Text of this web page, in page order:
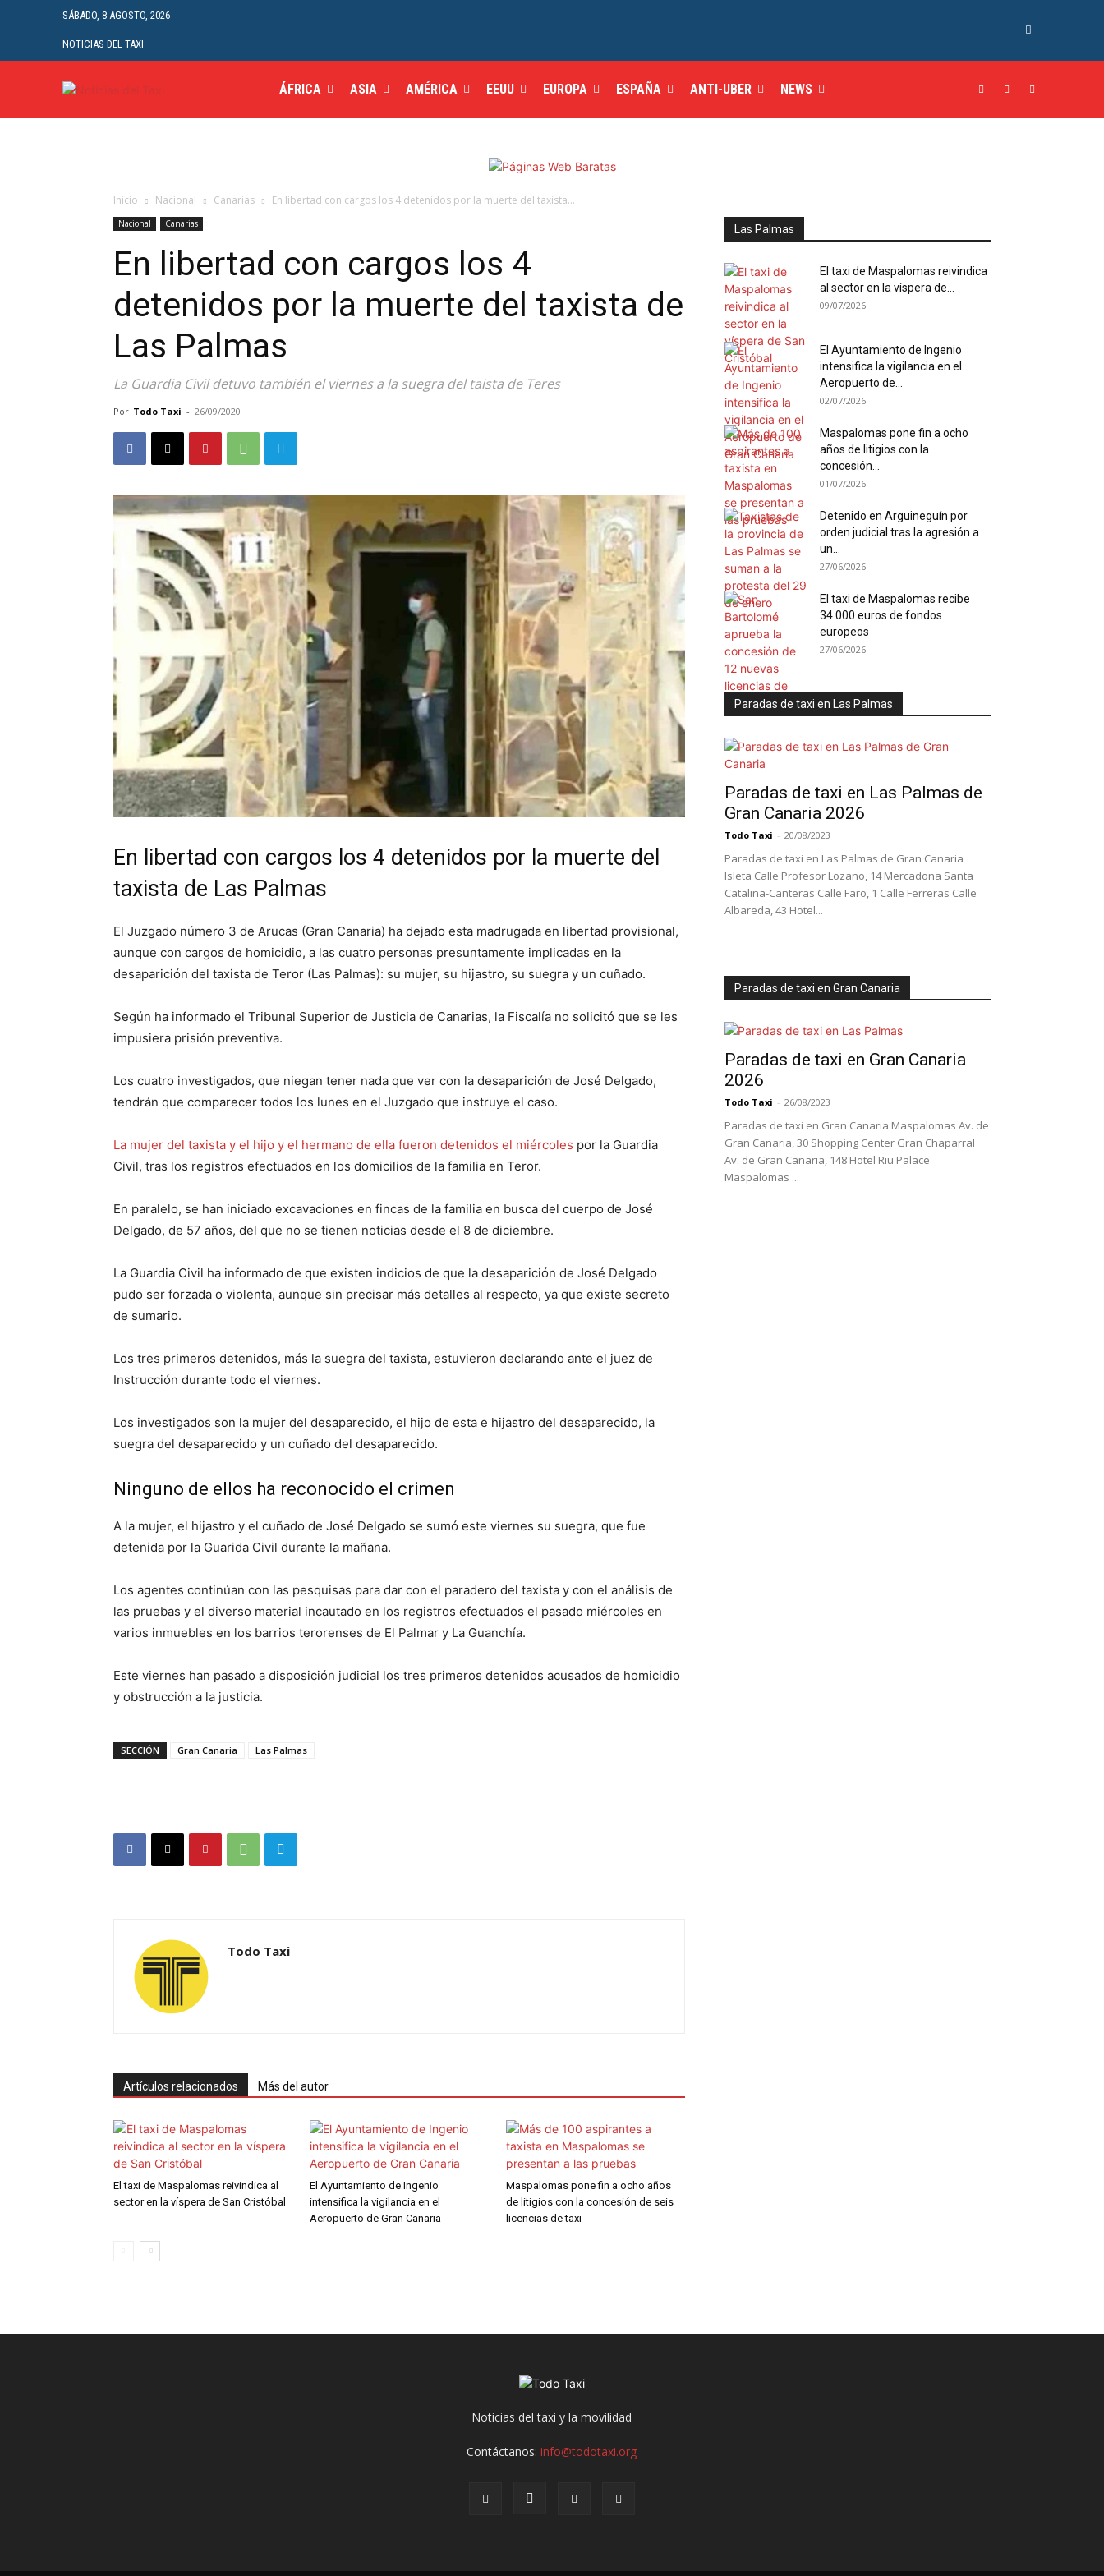
SÁBADO, 8 AGOSTO, 2026
NOTICIAS DEL TAXI
ÁFRICA ASIA AMÉRICA EEUU EUROPA ESPAÑA ANTI-UBER NEWS
Inicio Nacional Canarias En libertad con cargos los 4 detenidos por la muerte del taxista...
Nacional Canarias
En libertad con cargos los 4
detenidos por la muerte del taxista de
Las Palmas
La Guardia Civil detuvo también el viernes a la suegra del taista de Teres
Por Todo Taxi - 26/09/2020
En libertad con cargos los 4 detenidos por la muerte del
taxista de Las Palmas
El Juzgado número 3 de Arucas (Gran Canaria) ha dejado esta madrugada en libertad provisional,
aunque con cargos de homicidio, a las cuatro personas presuntamente implicadas en la
desaparición del taxista de Teror (Las Palmas): su mujer, su hijastro, su suegra y un cuñado.
Según ha informado el Tribunal Superior de Justicia de Canarias, la Fiscalía no solicitó que se les
impusiera prisión preventiva.
Los cuatro investigados, que niegan tener nada que ver con la desaparición de José Delgado,
tendrán que comparecer todos los lunes en el Juzgado que instruye el caso.
La mujer del taxista y el hijo y el hermano de ella fueron detenidos el miércoles por la Guardia
Civil, tras los registros efectuados en los domicilios de la familia en Teror.
En paralelo, se han iniciado excavaciones en fincas de la familia en busca del cuerpo de José
Delgado, de 57 años, del que no se tienen noticias desde el 8 de diciembre.
La Guardia Civil ha informado de que existen indicios de que la desaparición de José Delgado
pudo ser forzada o violenta, aunque sin precisar más detalles al respecto, ya que existe secreto
de sumario.
Los tres primeros detenidos, más la suegra del taxista, estuvieron declarando ante el juez de
Instrucción durante todo el viernes.
Los investigados son la mujer del desaparecido, el hijo de esta e hijastro del desaparecido, la
suegra del desaparecido y un cuñado del desaparecido.
Ninguno de ellos ha reconocido el crimen
A la mujer, el hijastro y el cuñado de José Delgado se sumó este viernes su suegra, que fue
detenida por la Guarida Civil durante la mañana.
Los agentes continúan con las pesquisas para dar con el paradero del taxista y con el análisis de
las pruebas y el diverso material incautado en los registros efectuados el pasado miércoles en
varios inmuebles en los barrios terorenses de El Palmar y La Guanchía.
Este viernes han pasado a disposición judicial los tres primeros detenidos acusados de homicidio
y obstrucción a la justicia.
SECCIÓN Gran Canaria Las Palmas
Todo Taxi
Artículos relacionados Más del autor
El taxi de Maspalomas reivindica al
sector en la víspera de San Cristóbal
El Ayuntamiento de Ingenio
intensifica la vigilancia en el
Aeropuerto de Gran Canaria
Maspalomas pone fin a ocho años
de litigios con la concesión de seis
licencias de taxi
Las Palmas
El taxi de Maspalomas reivindica
al sector en la víspera de...
09/07/2026
El Ayuntamiento de Ingenio
intensifica la vigilancia en el
Aeropuerto de...
02/07/2026
Maspalomas pone fin a ocho
años de litigios con la
concesión...
01/07/2026
Detenido en Arguineguín por
orden judicial tras la agresión a
un...
27/06/2026
El taxi de Maspalomas recibe
34.000 euros de fondos
europeos
27/06/2026
Paradas de taxi en Las Palmas
Paradas de taxi en Las Palmas de
Gran Canaria 2026
Todo Taxi - 20/08/2023
Paradas de taxi en Las Palmas de Gran Canaria
Isleta Calle Profesor Lozano, 14 Mercadona Santa
Catalina-Canteras Calle Faro, 1 Calle Ferreras Calle
Albareda, 43 Hotel...
Paradas de taxi en Gran Canaria
Paradas de taxi en Gran Canaria
2026
Todo Taxi - 26/08/2023
Paradas de taxi en Gran Canaria Maspalomas Av. de
Gran Canaria, 30 Shopping Center Gran Chaparral
Av. de Gran Canaria, 148 Hotel Riu Palace
Maspalomas ...
Noticias del taxi y la movilidad
Contáctanos:info@todotaxi.org